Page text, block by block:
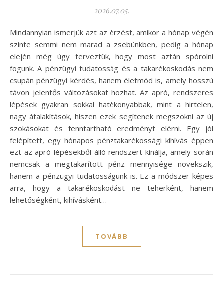
2026.07.05.
Mindannyian ismerjük azt az érzést, amikor a hónap végén
szinte semmi nem marad a zsebünkben, pedig a hónap
elején még úgy terveztük, hogy most aztán spórolni
fogunk. A pénzügyi tudatosság és a takarékoskodás nem
csupán pénzügyi kérdés, hanem életmód is, amely hosszú
távon jelentős változásokat hozhat. Az apró, rendszeres
lépések gyakran sokkal hatékonyabbak, mint a hirtelen,
nagy átalakítások, hiszen ezek segítenek megszokni az új
szokásokat és fenntartható eredményt elérni. Egy jól
felépített, egy hónapos pénztakarékossági kihívás éppen
ezt az apró lépésekből álló rendszert kínálja, amely során
nemcsak a megtakarított pénz mennyisége növekszik,
hanem a pénzügyi tudatosságunk is. Ez a módszer képes
arra, hogy a takarékoskodást ne teherként, hanem
lehetőségként, kihívásként…
TOVÁBB